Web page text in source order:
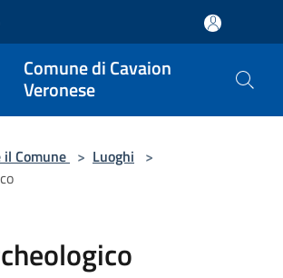
Comune di Cavaion
Veronese
Comune > Luoghi >